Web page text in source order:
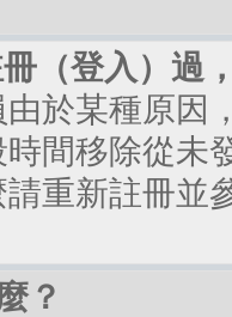
（登入）過
於某種原因
間移除從未
重新註冊並
？